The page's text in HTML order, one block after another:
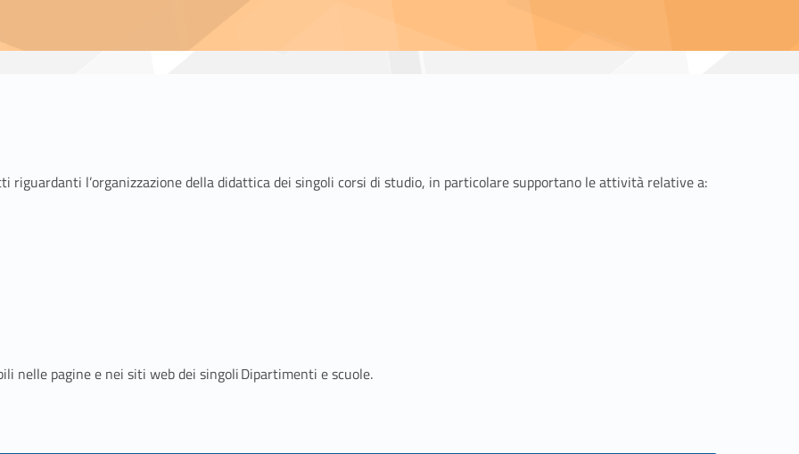
riguardanti l’organizzazione della didattica dei singoli corsi di studio, in particolare supportano le attività relative a:
nelle pagine e nei siti web dei singoli Dipartimenti e scuole.